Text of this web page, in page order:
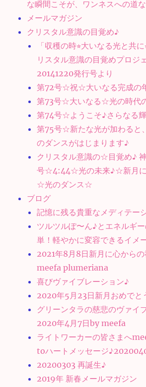
な瞬間こそが、ワンネスへの道な
メールマガジン
クリスタル意識の目覚め♪
「収穫の時⭐︎大いなる光と共
リスタル意識の目覚めプロジ
20141220発行号より
第72号☆祝☆大いなる完成の
第73号☆大いなる☆光の時代
第74号☆ようこそ♪さらなる
第75号☆新たな光が加わると
のダンスがはじまります♪
クリスタル意識の☆目覚め♪
号☆4:44☆光の未来♪☆新月に
☆光のダンス☆
ブログ
記憶に残る貴重なメディテー
ツルツルぽ〜ん♪とエネルギ
単！軽やかに変容できるイメ
2021年8月8日新月に心から
meefa plumeriana
喜びヴァイブレーション♪
2020年5月23日新月おめでと
グリーンタラの慈悲のヴァイ
2020年4月7日by meefa
ライトワーカーの皆さまへ
toハートメッセージ
20200303 再誕生♪
2019年 新春メールマガジン